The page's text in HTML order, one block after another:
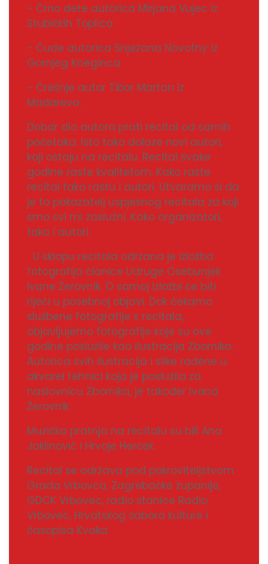
- Črno dete autorica Mirjana Vujec iz
Stubičkih Toplica
- Čude autorica Snježana Novotny iz
Gornjeg Kneginca
- Črešnje autor Tibor Martan iz
Mađareva.
Dobar dio autora prati recital od samih
početaka. Isto tako dolaze novi autori,
koji ostaju na recitalu. Recital svake
godine raste kvalitetom. Kako raste
recital tako rastu i autori. Utvaramo si da
je to pokazatelj uspješnog recitala za koji
smo svi mi zaslužni. Kako organizatori,
tako i autori.
U sklopu recitala održana je izložba
fotografija članice Udruge Osebunjek
Ivane Žerovnik. O samoj izložbi će biti
riječi u posebnoj objavi. Dok čekamo
službene fotografije s recitala,
objavljujemo fotografije koje su ove
godine poslužile kao ilustracija Zbornika.
Autorica svih ilustracija i slike rađene u
akvarel tehnici koja je poslužila za
naslovnicu Zbornika, je također Ivana
Žerovnik.
Muzička pratnja na recitalu su bili Ana
Jaklinović i Hrvoje Herček.
Recital se održava pod pokroviteljstvom
Grada Vrbovca, Zagrebačke županije,
GDCK Vrbovec, radio stanice Radio
Vrbovec, Hrvatskog sabora kulture i
časopisa Kvaka